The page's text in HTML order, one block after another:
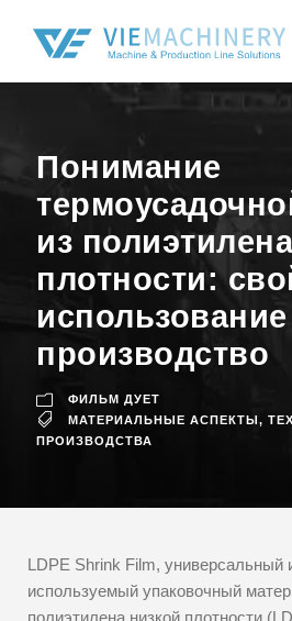
Понимание
из
плотности:
производство
ФИЛЬМ ДУЕТ
МАТЕРИАЛЬНЫЕ АСПЕКТЫ ,
ПРОИЗВОДСТВА
LDPE Shrink Film, универсальный
используемый упаковочный
полиэтилена низкой плотности